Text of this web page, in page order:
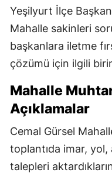
Yeşilyurt İlçe
Mahalle sakinleri
başkanlara iletme
çözümü için ilgili
Mahalle
Açıklamalar
Cemal Gürsel
toplantıda imar,
talepleri